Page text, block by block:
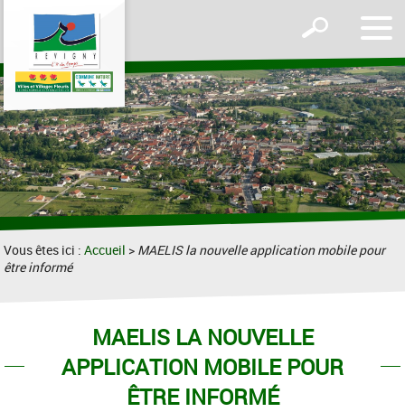
le
Afficher
formulaire
de
recherche
Vous êtes ici :Accueil > MAELIS la nouvelle application mobile pour
être informé
MAELIS LA NOUVELLE
APPLICATION MOBILE POUR
ÊTRE INFORMÉ